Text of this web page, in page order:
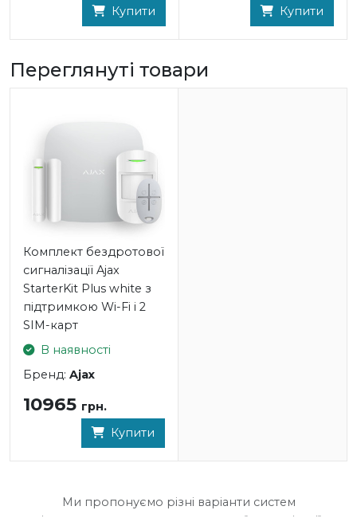
БРЕЛОК Ajax SpaceControl white
- Наявність тривожної кнопки: є
- Потужність радіопередавача брелока: 10 мВт
- Тип елемента живлення: батарея CR2032
- Термін роботи брелока від одного елемента
живлення: до 5 років
- Робоча напруга: 3В
- Діапазон робочих температур: -20°С ~ +50°С
- Розміри: 65х37х10 мм
Купити
Купити
Переглянуті товари
Комплект бездротової
сигналізації Ajax
StarterKit Plus white з
підтримкою Wi-Fi і 2
SIM-карт
В наявності
Бренд: Ajax
10965 грн.
Купити
Ми пропонуємо різні варіанти систем